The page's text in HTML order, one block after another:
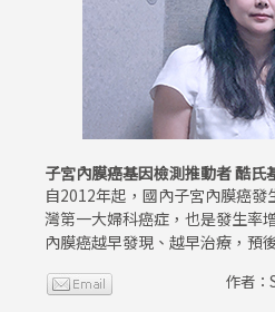
子宮內膜癌基因檢測推動者 酷氏
自2012年起，國內子宮內膜癌
灣第一大婦科癌症，也是發生率
內膜癌越早發現、越早治療，預
作者：